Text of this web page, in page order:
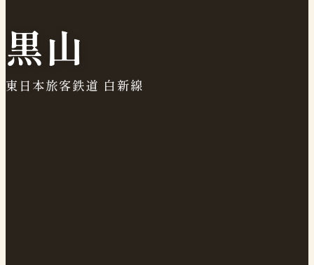
黒山
東日本旅客鉄道 白新線